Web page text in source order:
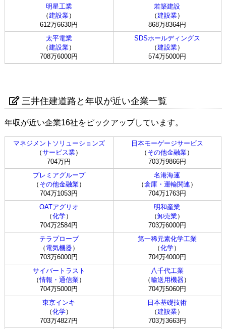
明星工業
（建設業）
612万6630円
若築建設
（建設業）
868万8364円
太平電業
（建設業）
708万6000円
SDSホールディングス
（建設業）
574万5000円
三井住建道路と年収が近い企業一覧
年収が近い企業16社をピックアップしています。
マネジメントソリューションズ
（サービス業）
704万円
日本モーゲージサービス
（ その他金融業）
703万9866円
プレミアグループ
（ その他金融業）
704万1053円
名港海運
（倉庫・運輸関連 ）
704万1763円
OATアグリオ
（化学）
704万2584円
明和産業
（卸売業）
703万6000円
テラプローブ
（ 電気機器）
703万6000円
第一稀元素化学工業
（化学）
704万4000円
サイバートラスト
（情報・通信業）
704万5000円
八千代工業
（輸送用機器）
704万5060円
東京インキ
（化学）
703万4827円
日本基礎技術
（建設業）
703万3663円